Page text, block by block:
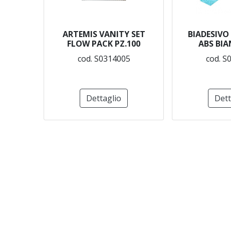
ARTEMIS VANITY SET
FLOW PACK PZ.100
cod. S0314005
Dettaglio
ABS
cod.